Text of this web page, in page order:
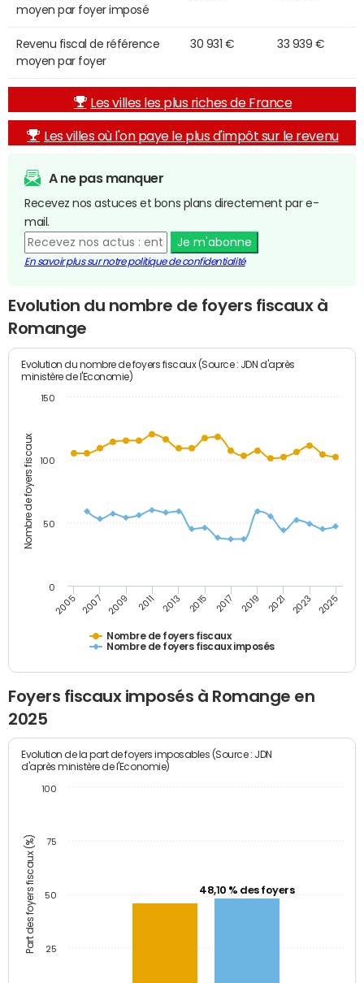
moyen par foyer imposé
Revenu fiscal de référence
moyen par foyer
30 931 € 33 939 €
Les villes les plus riches de France
Les villes où l'on paye le plus d'impôt sur le revenu
A ne pas manquer
Recevez nos astuces et bons plans directement par e-
mail.
Je m'abonne
En savoir plus sur notre politique de confidentialité
Evolution du nombre de foyers fiscaux à
Romange
Nombre de foyers fiscaux
Evolution du nombre de foyers fiscaux (Source : JDN d'après
ministère de l'Economie)
Nombre de foyers fiscaux
Nombre de foyers fiscaux imposés
2005 2007 2009 2011 2013 2015 2017 2019 2021 2023 2025
0
50
100
150
Foyers fiscaux imposés à Romange en
2025
Part des foyers fiscaux (%)
Evolution de la part de foyers imposables (Source : JDN
d'après ministère de l'Economie)
48,10 % des foyers
25
50
75
100